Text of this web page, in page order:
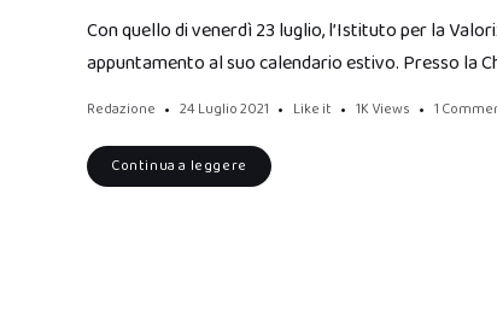
Con quello di venerdì 23 luglio, l’Istituto per la
appuntamento al suo calendario estivo. Presso la
Redazione 24 Luglio 2021 Like it 1K Views 1
Continua a leggere